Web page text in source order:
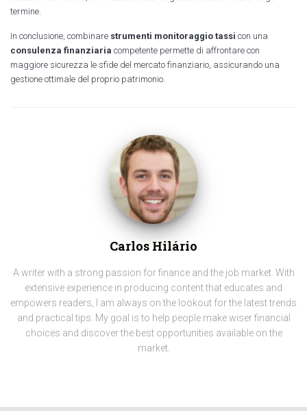
termine.
In conclusione, combinare strumenti monitoraggio tassi con una
consulenza finanziaria competente permette di affrontare con
maggiore sicurezza le sfide del mercato finanziario, assicurando una
gestione ottimale del proprio patrimonio.
Carlos Hilário
A writer with a strong passion for finance and the job market. With
extensive experience in producing content that educates and
empowers readers, I am always on the lookout for the latest trends
and practical tips. My goal is to help people make wiser financial
choices and discover the best opportunities available on the
market.